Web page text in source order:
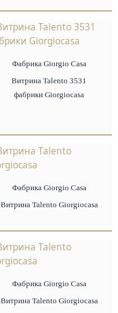
Фабрика Giorgio Сasa
Витрина Talento 3531
фабрики Giorgiocasa
Фабрика Giorgio Сasa
Витрина Talento Giorgiocasa
Фабрика Giorgio Сasa
Витрина Talento Giorgiocasa